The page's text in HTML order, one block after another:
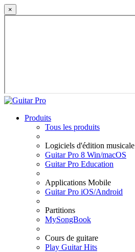
×
Produits
Tous les produits
Logiciels d'édition musicale
Guitar Pro 8 Win/macOS
Guitar Pro Education
Applications Mobile
Guitar Pro iOS/Android
Partitions
MySongBook
Cours de guitare
Play Guitar Hits